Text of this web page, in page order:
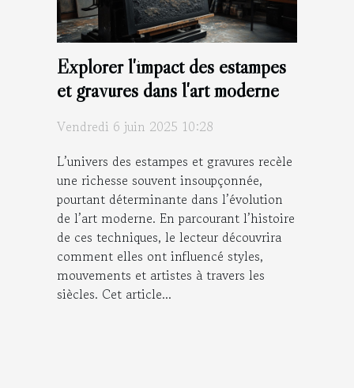
Explorer l'impact des estampes
et gravures dans l'art moderne
Vendredi 6 juin 2025 10:28
L’univers des estampes et gravures recèle
une richesse souvent insoupçonnée,
pourtant déterminante dans l’évolution
de l’art moderne. En parcourant l’histoire
de ces techniques, le lecteur découvrira
comment elles ont influencé styles,
mouvements et artistes à travers les
siècles. Cet article...